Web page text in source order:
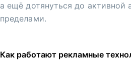
а ещё дотянуться до активной
пределами.
Как работают рекламные